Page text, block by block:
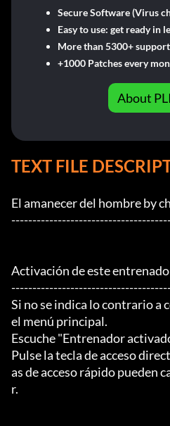
Secure Software (Virus
Easy to use: get ready in
More than 5300+
+1000 Patches every
About
TEXT FILE
El amanecer del hombre by
Activación de este
Si no se indica lo contrario a
el menú principal.
Escuche "Entrenador
Pulse la tecla de acceso
as de acceso rápido pueden
r.